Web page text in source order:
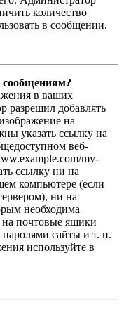
количество
в сообщении.
сообщениям?
в ваших
разрешил добавлять
на
указать ссылку на
веб-
my-
ссылку ни на
компьютере (если
ни на
необходима
на почтовые ящики
сайты и т. п.
используйте в